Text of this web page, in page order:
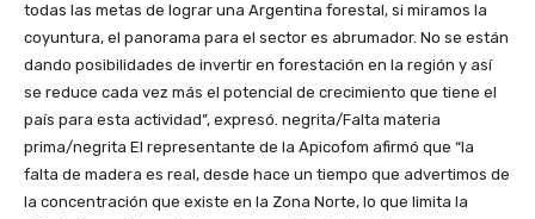
todas las metas de lograr una Argentina forestal, si miramos la
coyuntura, el panorama para el sector es abrumador. No se están
dando posibilidades de invertir en forestación en la región y así
se reduce cada vez más el potencial de crecimiento que tiene el
país para esta actividad”, expresó. negrita/Falta materia
prima/negrita El representante de la Apicofom afirmó que “la
falta de madera es real, desde hace un tiempo que advertimos de
la concentración que existe en la Zona Norte, lo que limita la